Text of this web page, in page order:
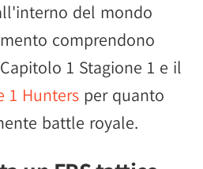
del mondo
comprendono
1 Stagione 1 e il
1 Hunters per quanto
battle royale.